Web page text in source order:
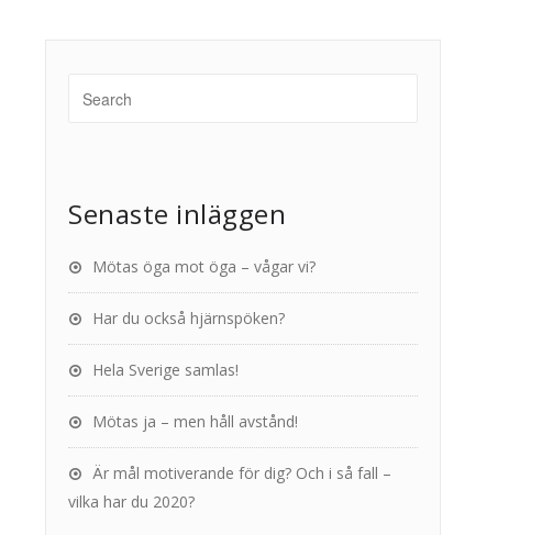
Senaste inläggen
Mötas öga mot öga – vågar vi?
Har du också hjärnspöken?
Hela Sverige samlas!
Mötas ja – men håll avstånd!
Är mål motiverande för dig? Och i så fall –
vilka har du 2020?